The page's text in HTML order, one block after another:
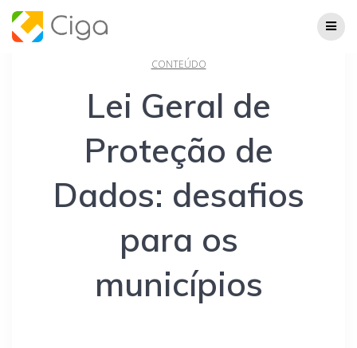
CONTEÚDO
Lei Geral de
Proteção de
Dados: desafios
para os
municípios